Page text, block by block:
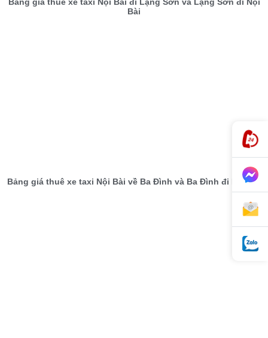
Bài
Bảng giá thuê xe taxi Nội Bài về Ba Đình và Ba Đình đi Nội Bài